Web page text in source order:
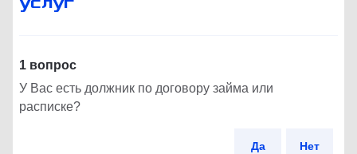
1 вопрос
У Вас есть должник по договору займа или
расписке?
Да Нет